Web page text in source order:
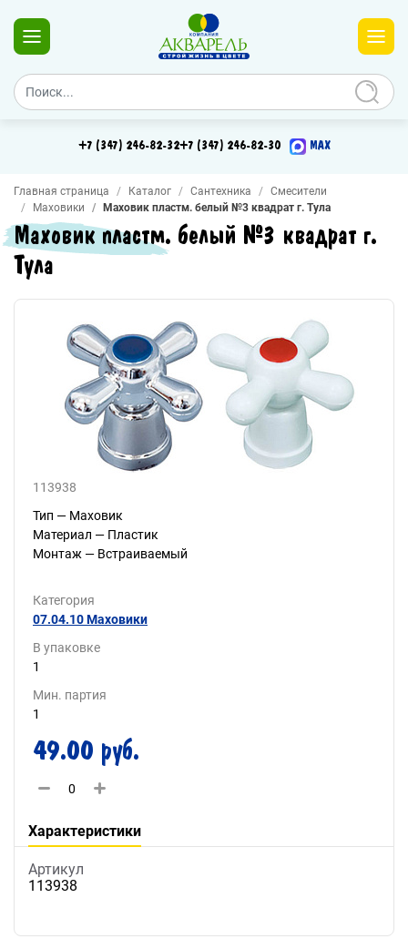
+7 (347) 246-82-32+7 (347) 246-82-30 MAX
Главная страница Каталог Сантехника
Смесители
Маховики
Маховик пластм. белый №3 квадрат г. Тула
Маховик пластм. белый №3 квадрат г.
Тула
113938
Тип — Маховик
Материал — Пластик
Монтаж — Встраиваемый
Категория
07.04.10 Маховики
В упаковке
1
Мин. партия
1
49.00 руб.
Характеристики
Артикул
113938